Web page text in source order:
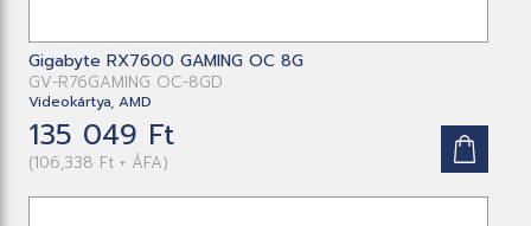
Gigabyte RX7600 GAMING OC 8G
GV-R76GAMING OC-8GD
Videokártya, AMD
135 049 Ft
(106,338 Ft + ÁFA)